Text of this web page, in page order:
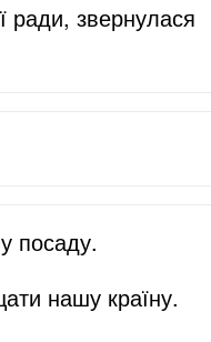
ради, звернулася
посаду.
нашу країну.